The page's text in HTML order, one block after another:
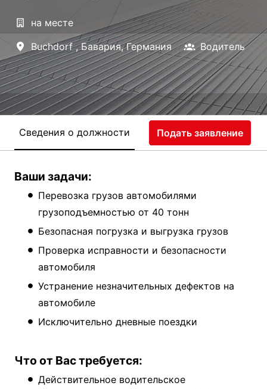
на месте
Buchdorf, Бавария, Германия Водитель
Сведения о должности Подать заявление
Ваши задачи:
Перевозка грузов автомобилями
грузоподъемностью от 40 тонн
Безопасная погрузка и выгрузка грузов
Проверка исправности и безопасности
автомобиля
Устранение незначительных дефектов на
автомобиле
Исключительно дневные поездки
Что от Вас требуется:
Действительное водительское